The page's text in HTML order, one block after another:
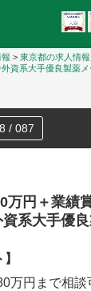
> 東京都の求人情報
資系大手優良製薬メ
/ 087
万円＋業績
資系大手優
万円まで相談